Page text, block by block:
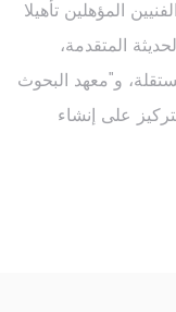
المؤهلين تأهيلا
المتقدمة،
و"معهد البحوث
على إنشاء